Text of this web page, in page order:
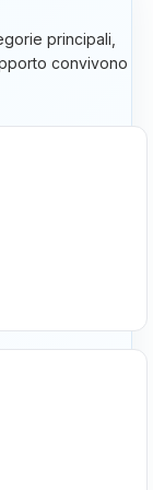
principali,
convivono